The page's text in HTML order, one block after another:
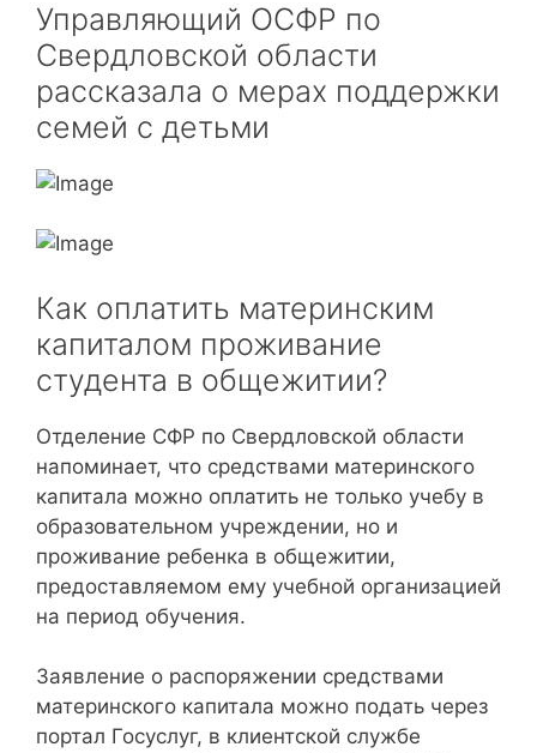
Управляющий ОСФР по
Свердловской области
рассказала о мерах поддержки
семей с детьми
Как оплатить материнским
капиталом проживание
студента в общежитии?
Отделение СФР по Свердловской области
напоминает, что средствами материнского
капитала можно оплатить не только учебу в
образовательном учреждении, но и
проживание ребенка в общежитии,
предоставляемом ему учебной организацией
на период обучения.
Заявление о распоряжении средствами
материнского капитала можно подать через
портал Госуслуг, в клиентской службе